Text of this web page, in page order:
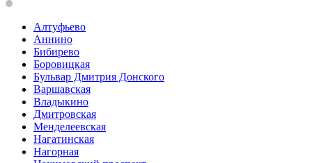
Алтуфьево
Аннино
Бибирево
Боровицкая
Бульвар Дмитрия Донского
Варшавская
Владыкино
Дмитровская
Менделеевская
Нагатинская
Нагорная